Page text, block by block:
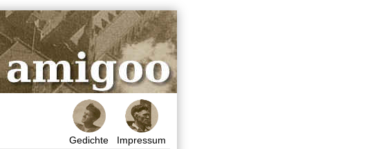
Gedichte Impressum